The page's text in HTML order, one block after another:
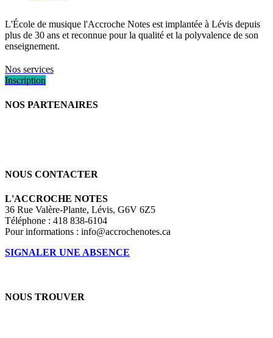
L'École de musique l'Accroche Notes est implantée à Lévis depuis
plus de 30 ans et reconnue pour la qualité et la polyvalence de son
enseignement.
Nos services
Inscription
NOS PARTENAIRES
NOUS CONTACTER
L'ACCROCHE NOTES
36 Rue Valère-Plante, Lévis, G6V 6Z5
Téléphone : 418 838-6104
Pour informations : info@accrochenotes.ca
SIGNALER UNE ABSENCE
NOUS TROUVER